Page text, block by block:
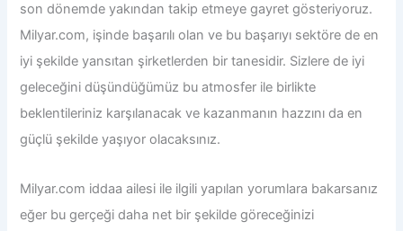
son dönemde yakından takip etmeye gayret gösteriyoruz.
Milyar.com, işinde başarılı olan ve bu başarıyı sektöre de en
iyi şekilde yansıtan şirketlerden bir tanesidir. Sizlere de iyi
geleceğini düşündüğümüz bu atmosfer ile birlikte
beklentileriniz karşılanacak ve kazanmanın hazzını da en
güçlü şekilde yaşıyor olacaksınız.
Milyar.com iddaaailesi ile ilgili yapılan yorumlara bakarsanız
eğer bu gerçeği daha net bir şekilde göreceğinizi